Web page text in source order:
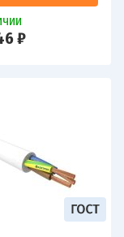
₽